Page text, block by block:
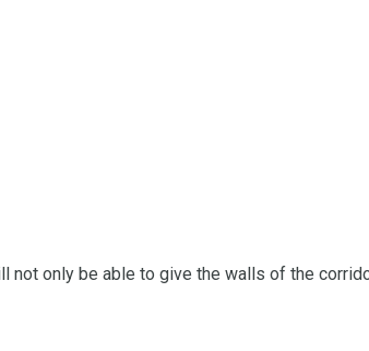
only be able to give the walls of the